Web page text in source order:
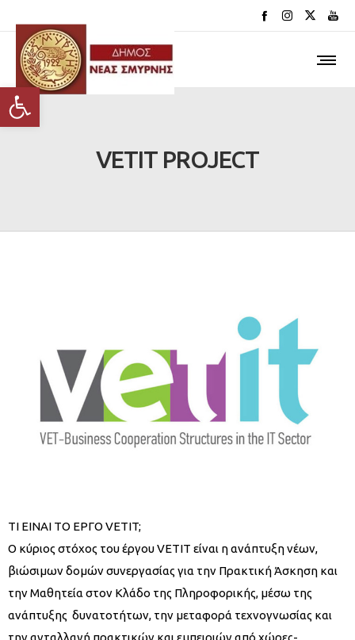
Ανοίξτε τη γραμμή εργαλείων
VETIT PROJECT
ΤΙ ΕΙΝΑΙ ΤΟ ΕΡΓΟ VETIT;
Ο κύριος στόχος του έργου VETIT είναι η ανάπτυξη νέων,
βιώσιμων δομών συνεργασίας για την Πρακτική Άσκηση και
την Μαθητεία στον Κλάδο της Πληροφορικής, μέσω της
ανάπτυξης δυνατοτήτων, την μεταφορά τεχνογνωσίας και
την ανταλλαγή πρακτικών και εμπειριών από χώρες-